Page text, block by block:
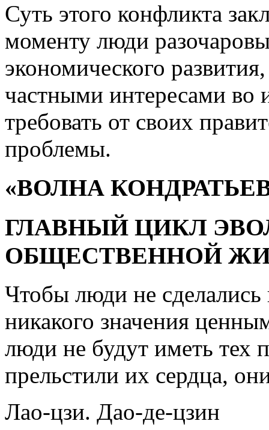
Суть этого конфликта
моменту люди
экономического
частными интересами
требовать от своих
проблемы.
«ВОЛНА
ГЛАВНЫЙ ЦИКЛ
ОБЩЕСТВЕННОЙ
Чтобы люди не
никакого значения
люди не будут иметь тех
прельстили их сердца,
Лао-цзи. Дао-де-цзин